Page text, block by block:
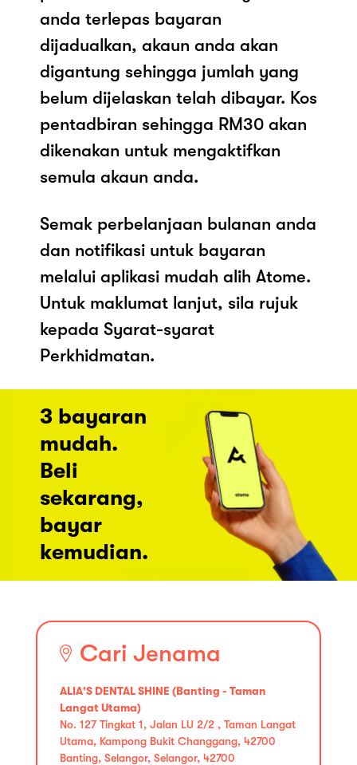
anda terlepas bayaran
dijadualkan, akaun anda akan
digantung sehingga jumlah yang
belum dijelaskan telah dibayar. Kos
pentadbiran sehingga RM30 akan
dikenakan untuk mengaktifkan
semula akaun anda.
Semak perbelanjaan bulanan anda
dan notifikasi untuk bayaran
melalui aplikasi mudah alih Atome.
Untuk maklumat lanjut, sila rujuk
kepada Syarat-syarat
Perkhidmatan.
3 bayaran
mudah.
Beli
sekarang,
bayar
kemudian.
Cari Jenama
ALIA'S DENTAL SHINE (Banting - Taman
Langat Utama)
No. 127 Tingkat 1, Jalan LU 2/2 , Taman Langat
Utama, Kampong Bukit Changgang, 42700
Banting, Selangor, Selangor, 42700